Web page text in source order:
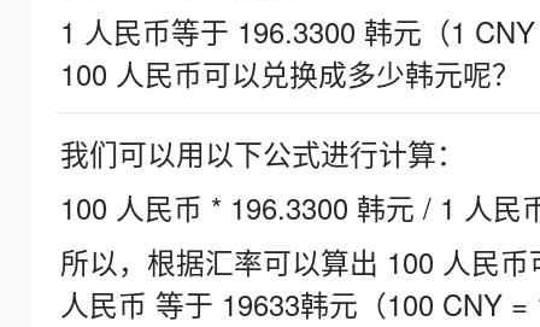
1 人民币等于 196.3300 韩元（1
100 人民币可以兑换成多少韩元呢？
我们可以用以下公式进行计算：
100 人民币 * 196.3300 韩元 / 1 人民
所以，根据汇率可以算出 100 人民
人民币 等于 19633韩元（100 CNY =